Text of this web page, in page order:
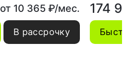
от 10 365 ₽/мес.
В рассрочку
174